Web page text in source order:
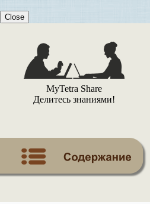
Close
MyTetra Share
Делитесь знаниями!